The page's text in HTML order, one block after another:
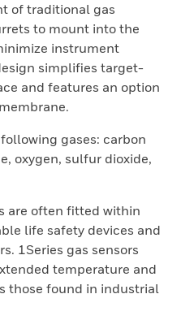
of traditional gas
to mount into the
instrument
simplifies target-
and features an option
gases: carbon
oxygen, sulfur dioxide,
are often fitted within
life safety devices and
1Series gas sensors
temperature and
those found in industrial